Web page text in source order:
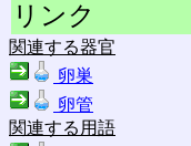
リンク
関連する器官
卵巣
卵管
関連する用語